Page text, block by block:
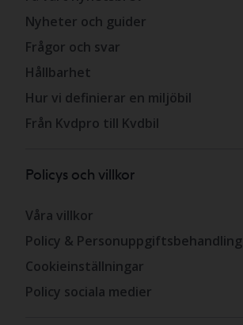
Nyheter och guider
Frågor och svar
Hållbarhet
Hur vi definierar en miljöbil
Från Kvdpro till Kvdbil
Policys och villkor
Våra villkor
Policy & Personuppgiftsbehandling
Cookieinställningar
Policy sociala medier